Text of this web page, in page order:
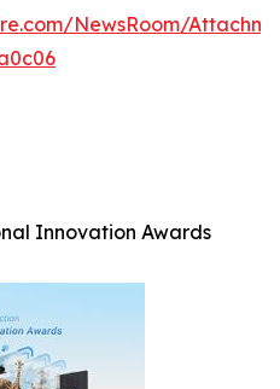
NewsRoom/
Innovation Awards